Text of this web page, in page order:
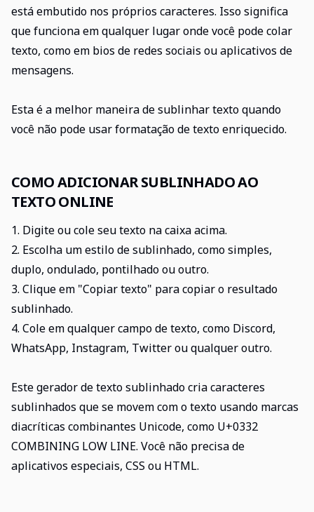
está embutido nos próprios caracteres. Isso significa
que funciona em qualquer lugar onde você pode colar
texto, como em bios de redes sociais ou aplicativos de
mensagens.
Esta é a melhor maneira de sublinhar texto quando
você não pode usar formatação de texto enriquecido.
COMO ADICIONAR SUBLINHADO AO
TEXTO ONLINE
1. Digite ou cole seu texto na caixa acima.
2. Escolha um estilo de sublinhado, como simples,
duplo, ondulado, pontilhado ou outro.
3. Clique em "Copiar texto" para copiar o resultado
sublinhado.
4. Cole em qualquer campo de texto, como Discord,
WhatsApp, Instagram, Twitter ou qualquer outro.
Este gerador de texto sublinhado cria caracteres
sublinhados que se movem com o texto usando marcas
diacríticas combinantes Unicode, como U+0332
COMBINING LOW LINE. Você não precisa de
aplicativos especiais, CSS ou HTML.